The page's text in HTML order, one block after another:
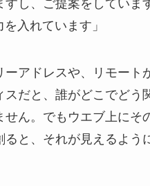
すし、ご提案をしていま
入れています」
ーアドレスや、リモート
スだと、誰がどこでどう
せん。でもウエブ上にそ
ると、それが見えるよう